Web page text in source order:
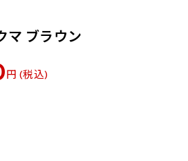
マ ブラウン
円 (税込)